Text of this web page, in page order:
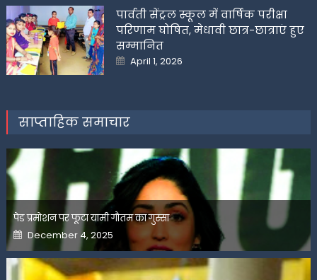
पार्वती सेंट्रल स्कूल में वार्षिक परीक्षा
परिणाम घोषित, मेधावी छात्र-छात्राएं हुए
सम्मानित
Posted
on
April 1, 2026
साप्ताहिक समाचार
पेड प्रमोशन पर फूटा यामी गौतम का गुस्सा
Posted
on
December 4, 2025